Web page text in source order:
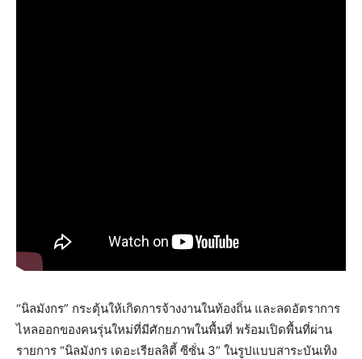
“นิลมังกร” กระตุ้นให้เกิดการจ้างงานในท้องถิ่น และลดอัตราการ
ไหลออกของคนรุ่นใหม่ที่มีศักยภาพในพื้นที่ พร้อมเปิดพื้นที่ผ่าน
รายการ “นิลมังกร เดอะเรียลลิตี้ ซีซั่น 3” ในรูปแบบสาระบันเทิง